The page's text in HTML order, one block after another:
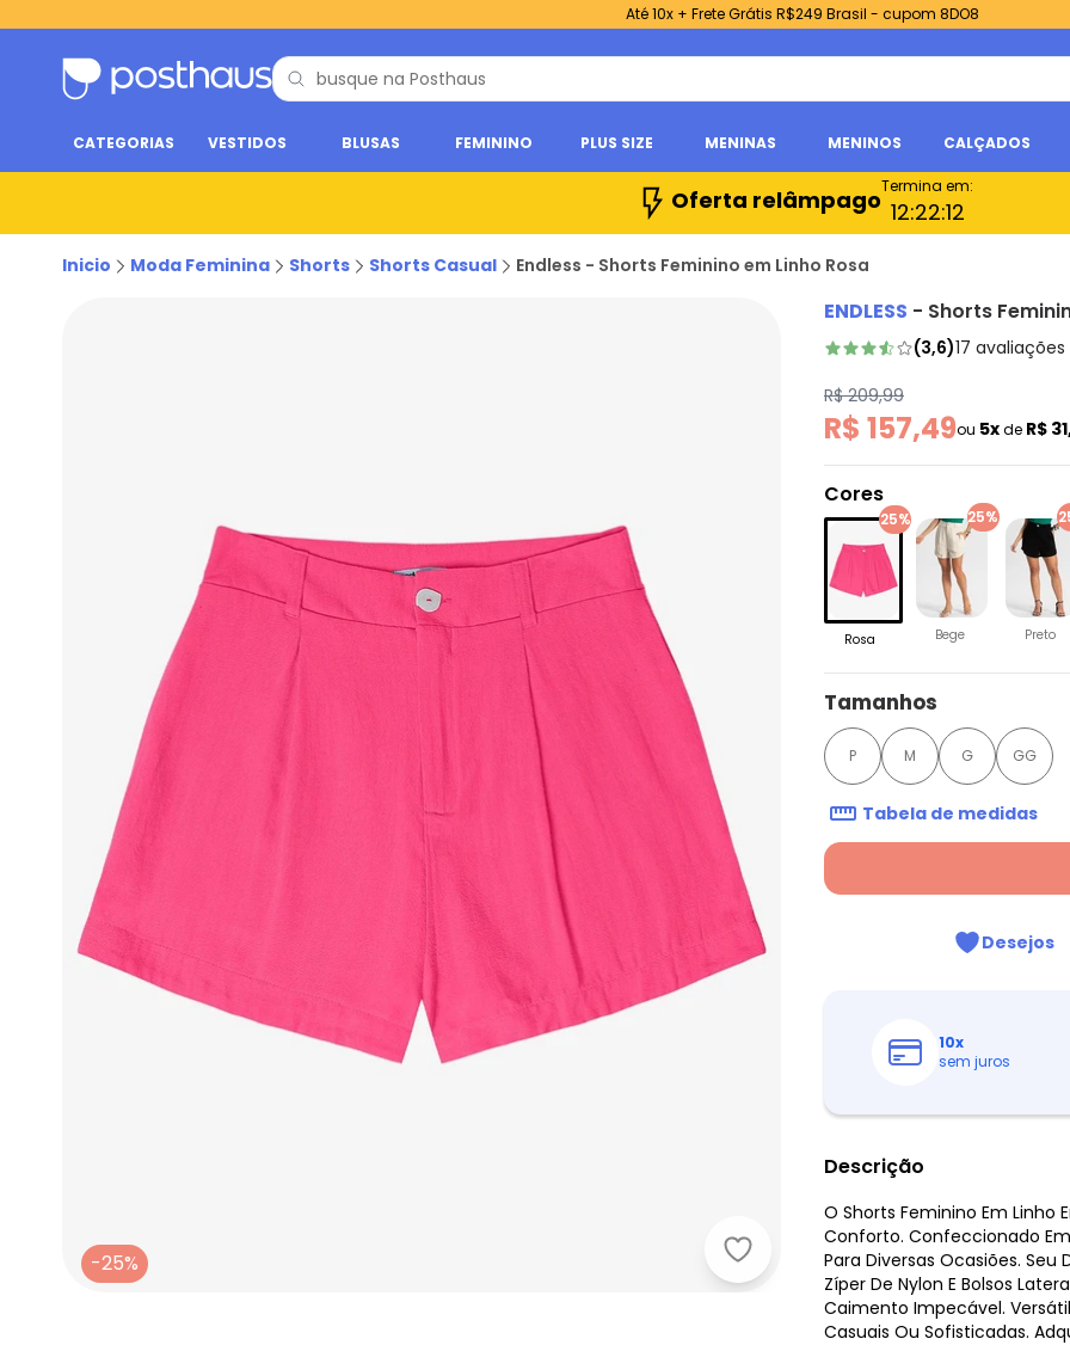
Até 10x + Frete Grátis R$249 Brasil - cupom 8DO8
CATEGORIAS VESTIDOS BLUSAS FEMININO PLUS SIZE MENINAS MENINOS CALÇADOS
Oferta relâmpagoTermina em:
12:22:11
Inicio Moda Feminina Shorts Shorts Casual Endless - Shorts Feminino em Linho Rosa
Endless - Shorts Feminino em Linho
-25%
ENDLESS - Shorts
(3,6)17 avaliações
R$ 209,99
R$ 157,49ou 5xde R$
Cores
25%
Rosa
25%
Bege Preto
Tamanhos
P M G GG
Tabela de medidas
Desejos
10x
sem juros
Descrição
O Shorts Feminino Em Linho
Conforto. Confeccionado Em
Para Diversas Ocasiões.
Zíper De Nylon E Bolsos
Caimento Impecável.
Casuais Ou Sofisticadas.